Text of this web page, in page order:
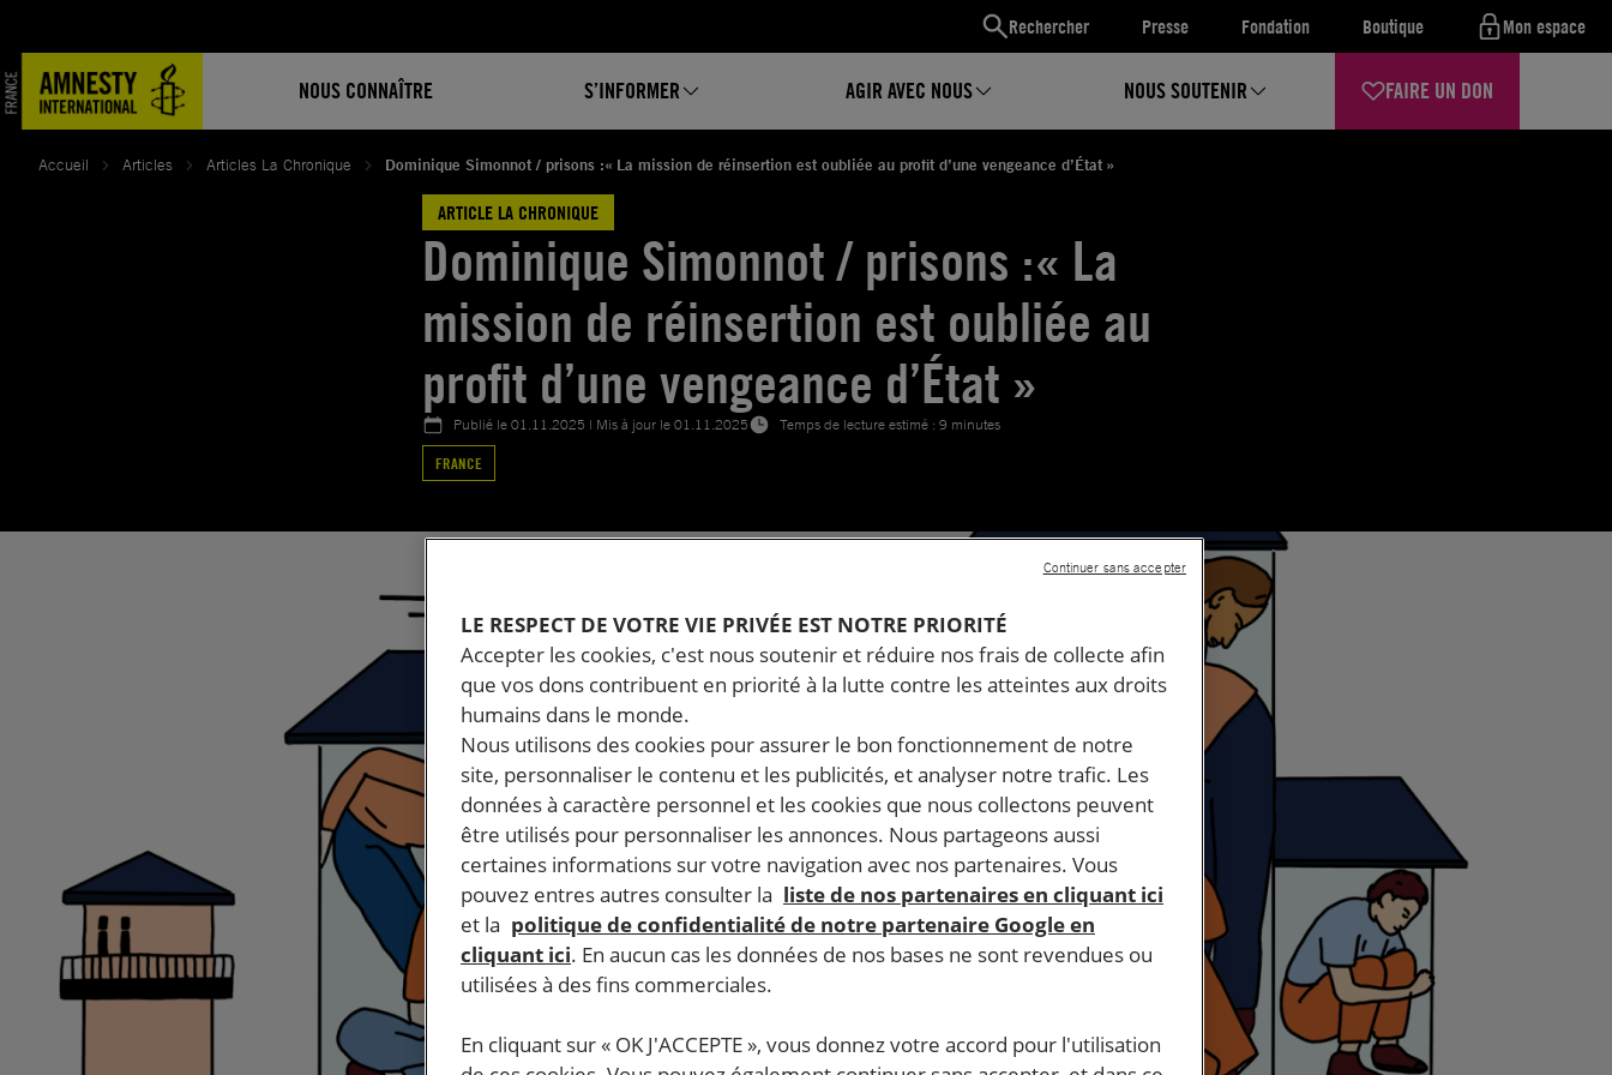
Rechercher Presse Fondation Boutique Mon espace
NOUS CONNAÎTRE S’INFORMER AGIR AVEC NOUS NOUS SOUTENIR FAIRE UN DON
contenu
Accueil Articles Articles La Chronique Dominique Simonnot / prisons :« La mission de réinsertion est oubliée au profit d’une vengeance d’État »
ARTICLE LA CHRONIQUE
Dominique Simonnot / prisons :« La
mission de réinsertion est oubliée au
profit d’une vengeance d’État »
Publié le01.11.2025 | Mis à jour le01.11.2025
Temps de lecture estimé : 9 minutes
FRANCE
LE RESPECT DE VOTRE VIE PRIVÉE EST NOTRE PRIORITÉ
Accepter les cookies, c'est nous soutenir et réduire nos frais de collecte afin
que vos dons contribuent en priorité à la lutte contre les atteintes aux droits
humains dans le monde.
Nous utilisons des cookies pour assurer le bon fonctionnement de notre
site, personnaliser le contenu et les publicités, et analyser notre trafic. Les
données à caractère personnel et les cookies que nous collectons peuvent
être utilisés pour personnaliser les annonces. Nous partageons aussi
certaines informations sur votre navigation avec nos partenaires. Vous
pouvez entres autres consulter la liste de nos partenaires en cliquant ici
et la politique de confidentialité de notre partenaire Google en
cliquant ici. En aucun cas les données de nos bases ne sont revendues ou
utilisées à des fins commerciales.
En cliquant sur « OK J'ACCEPTE », vous donnez votre accord pour l'utilisation
Continuer sans accepter